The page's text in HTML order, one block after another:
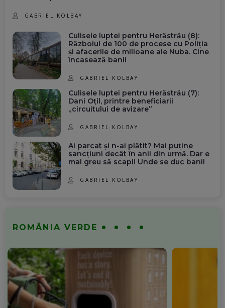
GABRIEL KOLBAY
Culisele luptei pentru Herăstrău (8):
Războiul de 100 de procese cu Poliția
și afacerile de milioane ale Nuba. Cine
încasează banii
GABRIEL KOLBAY
Culisele luptei pentru Herăstrău (7):
Dani Oțil, printre beneficiarii
„circuitului de avizare”
GABRIEL KOLBAY
Ai parcat și n-ai plătit? Mai puține
sancțiuni decât în anii din urmă. Dar e
mai greu să scapi! Unde se duc banii
GABRIEL KOLBAY
ROMÂNIA VERDE